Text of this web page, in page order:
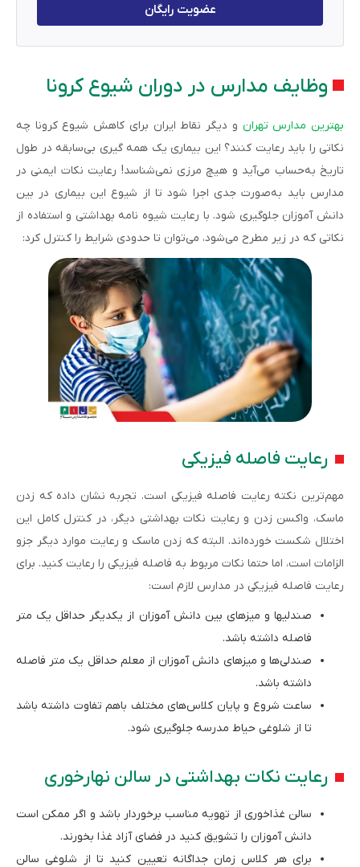
عضویت رایگان
وظایف مدارس در دوران شیوع کرونا
بهترین مدارس تهران و دیگر نقاط ایران برای کاهش شیوع کرونا چه
نکاتی را باید رعایت کنند؟ این بیماری یک همه گیری بی‌سابقه در طول
تاریخ به‌حساب می‌آید و هیچ مرزی نمی‌شناسد! رعایت نکات ایمنی در
مدارس باید به‌صورت جدی اجرا شود تا از شیوع این بیماری در بین
دانش آموزان جلوگیری شود. با رعایت شیوه نامه بهداشتی و استفاده از
نکاتی که در زیر مطرح می‌شود، می‌توان تا حدودی شرایط را کنترل کرد:
رعایت فاصله فیزیکی
مهم‌ترین نکته رعایت فاصله فیزیکی است. تجربه نشان داده که زدن
ماسک، واکسن زدن و رعایت نکات بهداشتی دیگر، در کنترل کامل این
اختلال شکست خورده‌اند. البته که زدن ماسک و رعایت موارد دیگر جزو
الزامات است، اما حتما نکات مربوط به فاصله فیزیکی را رعایت کنید. برای
رعایت فاصله فیزیکی در مدارس لازم است:
صندلی­ها و میزهای بین دانش آموزان از یکدیگر حداقل یک متر
فاصله داشته باشد.
صندلی‌ها و میزهای دانش آموزان از معلم حداقل یک متر فاصله
داشته باشد.
ساعت شروع و پایان کلاس‌های مختلف باهم تفاوت داشته باشد
تا از شلوغی حیاط مدرسه جلوگیری شود.
رعایت نکات بهداشتی در سالن نهارخوری
سالن غذاخوری از تهویه مناسب برخوردار باشد و اگر ممکن است
دانش آموزان را تشویق کنید در فضای آزاد غذا بخورند.
برای هر کلاس زمان جداگانه تعیین کنید تا از شلوغی سالن